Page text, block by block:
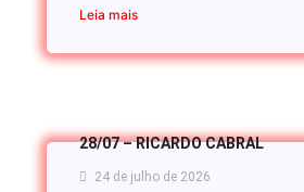
Leia mais
28/07 – RICARDO CABRAL
24 de julho de 2026